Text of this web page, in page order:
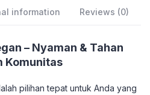
information Reviews (0)
– Nyaman & Tahan
Komunitas
pilihan tepat untuk Anda yang